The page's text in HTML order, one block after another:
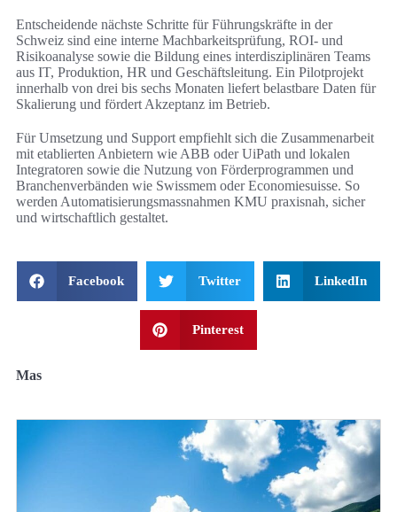
Entscheidende nächste Schritte für Führungskräfte in der
Schweiz sind eine interne Machbarkeitsprüfung, ROI- und
Risikoanalyse sowie die Bildung eines interdisziplinären Teams
aus IT, Produktion, HR und Geschäftsleitung. Ein Pilotprojekt
innerhalb von drei bis sechs Monaten liefert belastbare Daten für
Skalierung und fördert Akzeptanz im Betrieb.
Für Umsetzung und Support empfiehlt sich die Zusammenarbeit
mit etablierten Anbietern wie ABB oder UiPath und lokalen
Integratoren sowie die Nutzung von Förderprogrammen und
Branchenverbänden wie Swissmem oder Economiesuisse. So
werden Automatisierungsmassnahmen KMU praxisnah, sicher
und wirtschaftlich gestaltet.
Facebook Twitter LinkedIn
Pinterest
Mas